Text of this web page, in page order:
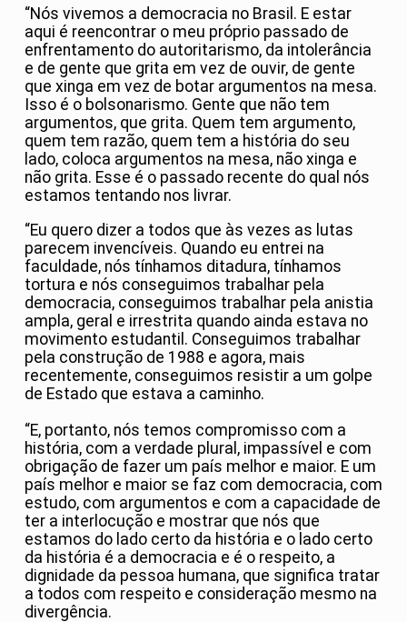
“Nós vivemos a democracia no Brasil. E estar
aqui é reencontrar o meu próprio passado de
enfrentamento do autoritarismo, da intolerância
e de gente que grita em vez de ouvir, de gente
que xinga em vez de botar argumentos na mesa.
Isso é o bolsonarismo. Gente que não tem
argumentos, que grita. Quem tem argumento,
quem tem razão, quem tem a história do seu
lado, coloca argumentos na mesa, não xinga e
não grita. Esse é o passado recente do qual nós
estamos tentando nos livrar.
“Eu quero dizer a todos que às vezes as lutas
parecem invencíveis. Quando eu entrei na
faculdade, nós tínhamos ditadura, tínhamos
tortura e nós conseguimos trabalhar pela
democracia, conseguimos trabalhar pela anistia
ampla, geral e irrestrita quando ainda estava no
movimento estudantil. Conseguimos trabalhar
pela construção de 1988 e agora, mais
recentemente, conseguimos resistir a um golpe
de Estado que estava a caminho.
“E, portanto, nós temos compromisso com a
história, com a verdade plural, impassível e com
obrigação de fazer um país melhor e maior. E um
país melhor e maior se faz com democracia, com
estudo, com argumentos e com a capacidade de
ter a interlocução e mostrar que nós que
estamos do lado certo da história e o lado certo
da história é a democracia e é o respeito, a
dignidade da pessoa humana, que significa tratar
a todos com respeito e consideração mesmo na
divergência.